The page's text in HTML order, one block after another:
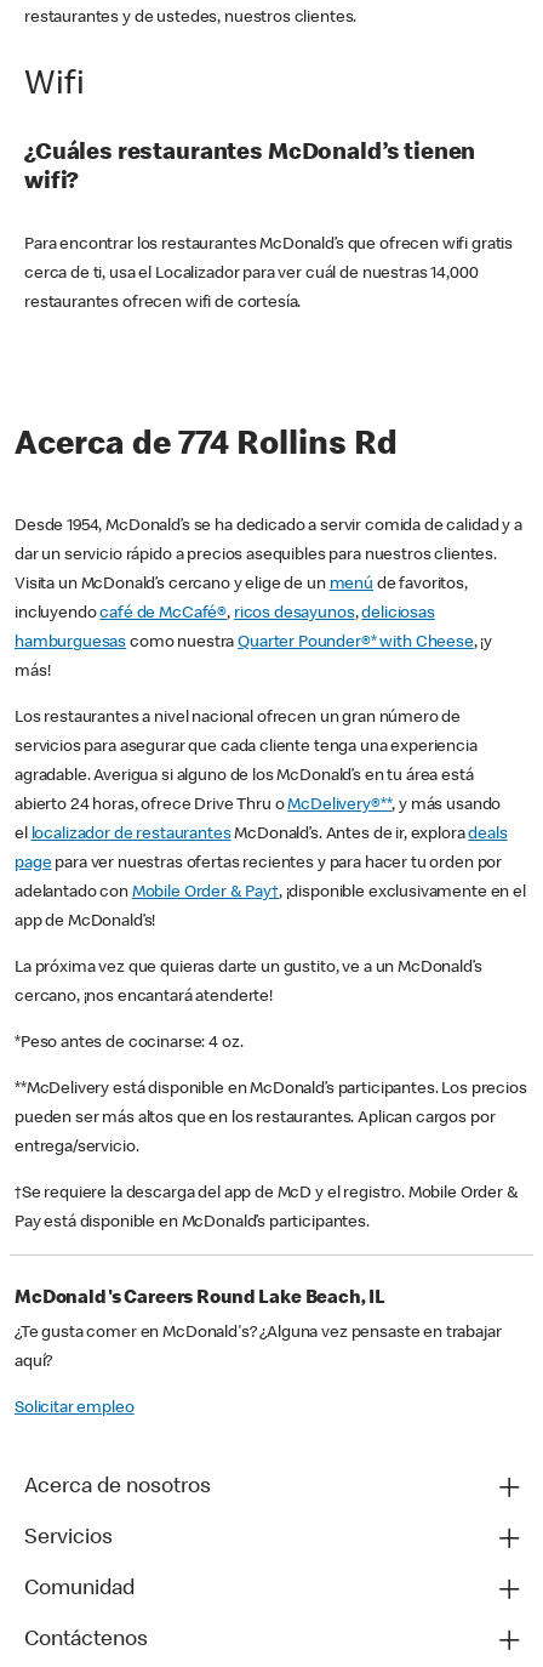
restaurantes y de ustedes, nuestros clientes.
Wifi
¿Cuáles restaurantes McDonald’s tienen
wifi?
Para encontrar los restaurantes McDonald’s que ofrecen wifi gratis
cerca de ti, usa el Localizador para ver cuál de nuestras 14,000
restaurantes ofrecen wifi de cortesía.
Acerca de 774 Rollins Rd
Desde 1954, McDonald’s se ha dedicado a servir comida de calidad y a
dar un servicio rápido a precios asequibles para nuestros clientes.
Visita un McDonald’s cercano y elige de un menú de favoritos,
incluyendocafé de McCafé®, ricos desayunos,deliciosas
hamburguesas como nuestraQuarter Pounder®* with Cheese, ¡y
más!
Los restaurantes a nivel nacional ofrecen un gran número de
servicios para asegurar que cada cliente tenga una experiencia
agradable. Averigua si alguno de los McDonald’s en tu área está
abierto 24 horas, ofrece Drive Thru oMcDelivery®**, y más usando
el localizador de restaurantesMcDonald’s. Antes de ir, exploradeals
pagepara ver nuestras ofertas recientes y para hacer tu orden por
adelantado con Mobile Order & Pay†, ¡disponible exclusivamente en el
app de McDonald’s!
La próxima vez que quieras darte un gustito, ve a un McDonald’s
cercano, ¡nos encantará atenderte!
*Peso antes de cocinarse: 4 oz.
**McDelivery está disponible en McDonald’s participantes. Los precios
pueden ser más altos que en los restaurantes. Aplican cargos por
entrega/servicio.
†Se requiere la descarga del app de McD y el registro. Mobile Order &
Pay está disponible en McDonald’s participantes.
McDonald's Careers Round Lake Beach, IL
¿Te gusta comer en McDonald's? ¿Alguna vez pensaste en trabajar
aquí?
Solicitar empleo
Acerca de nosotros
Servicios
Comunidad
Contáctenos